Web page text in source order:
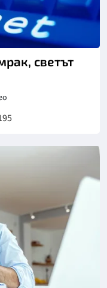
светът